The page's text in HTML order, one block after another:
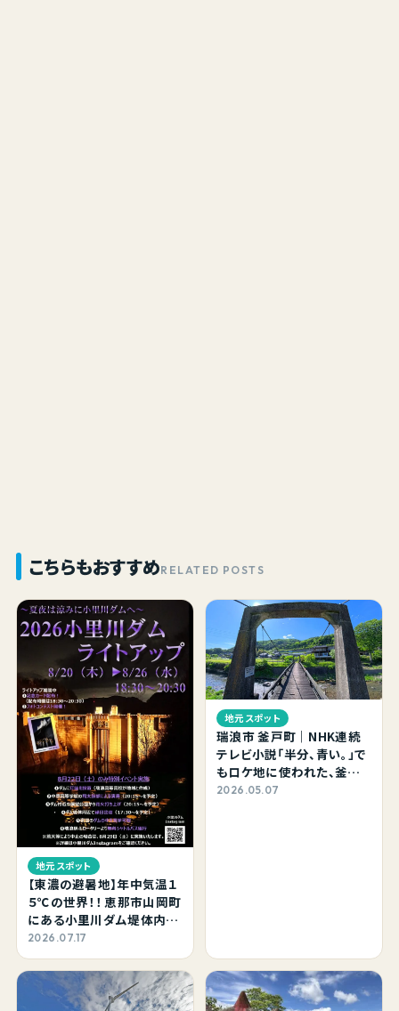
こちらもおすすめRELATED POSTS
地元スポット
【東濃の避暑地】年中気温１
５℃の世界！！ 恵那市山岡町
にある小里川ダム堤体内を
探索してきました。8/20（木）
～26（水）はライトアップも
あるよ。
2026.07.17
地元スポット
瑞浪市 釜戸町｜NHK連続
テレビ小説「半分、青い。」で
もロケ地に使われた、釜戸
の吊り橋に立ち寄ってきまし
2026.05.07